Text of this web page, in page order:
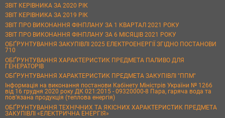
ЗВІТ КЕРІВНИКА ЗА 2020 РІК
ЗВІТ КЕРІВНИКА ЗА 2019 РІК
ЗВІТ ПРО ВИКОНАННЯ ФІНПЛАНУ ЗА 1 КВАРТАЛ 2021 РОКУ
ЗВІТ ПРО ВИКОНАННЯ ФІНПЛАНУ ЗА 6 МІСЯЦІВ 2021 РОКУ
ОБҐРУНТУВАННЯ ЗАКУПІВЛІ 2025 ЕЛЕКТРОЕНЕРГІЇ ЗГІДНО ПОСТАНОВИ
710
ОБҐРУНТУВАННЯ ХАРАКТЕРИСТИК ПРЕДМЕТА ПАЛИВО ДЛЯ
ГЕНЕРАТОРІВ
ОБҐРУНТУВАННЯ ХАРАКТЕРИСТИК ПРЕДМЕТА ЗАКУПІВЛІ "ППМ"
Інформація на виконання постанови Кабінету Міністрів України № 1266
від 16 грудня 2020 року ДК 021:2015 - 09320000-8 Пара, гаряча вода та
пов’язана продукція (теплова енергія)
ОБҐРУНТУВАННЯ ТЕХНІЧНИХ ТА ЯКІСНИХ ХАРАКТЕРИСТИК ПРЕДМЕТА
ЗАКУПІВЛІ «ЕЛЕКТРИЧНА ЕНЕРГІЯ»